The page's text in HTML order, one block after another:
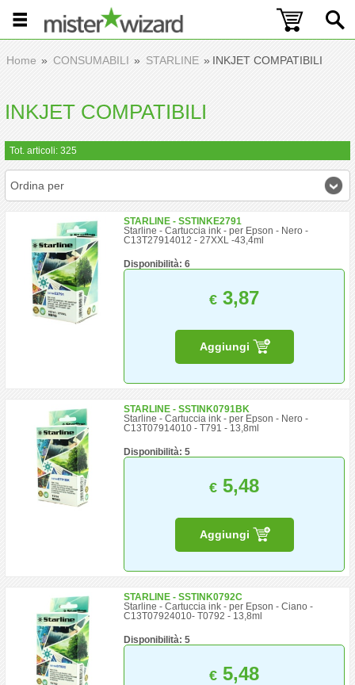
Home CONSUMABILI STARLINE INKJET COMPATIBILI
INKJET COMPATIBILI
Tot. articoli: 325
Ordina per
STARLINE - SSTINKE2791
Starline - Cartuccia ink - per Epson - Nero -
C13T27914012 - 27XXL -43,4ml
Disponibilità: 6
€ 3,87
Aggiungi
STARLINE - SSTINK0791BK
Starline - Cartuccia ink - per Epson - Nero -
C13T07914010 - T791 - 13,8ml
Disponibilità: 5
€ 5,48
Aggiungi
STARLINE - SSTINK0792C
Starline - Cartuccia ink - per Epson - Ciano -
C13T07924010- T0792 - 13,8ml
Disponibilità: 5
€ 5,48